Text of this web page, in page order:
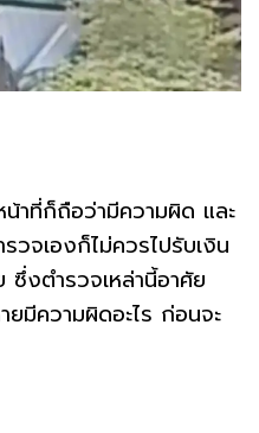
น้าที่ก็ถือว่ามีความผิด และ
จเองก็ไม่ควรไปรับเงิน
งตำรวจเหล่านี้อาศัย
มีความผิดอะไร ก่อนจะ